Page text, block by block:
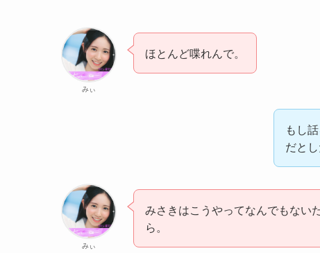
みぃ
ほとんど喋れんで。
もし
だと
みぃ
みさきはこうやってなんでもない
ら。